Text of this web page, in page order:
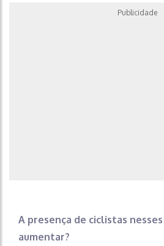
Publicidade
A presença de ciclistas
aumentar?